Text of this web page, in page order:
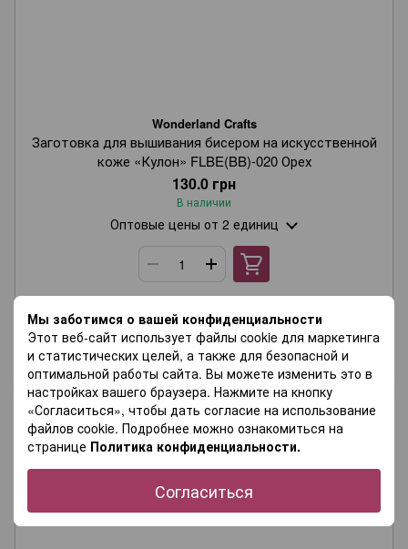
Мы заботимся о вашей конфиденциальности
Этот веб-сайт использует файлы cookie для маркетинга
и статистических целей, а также для безопасной и
оптимальной работы сайта. Вы можете изменить это в
настройках вашего браузера. Нажмите на кнопку
«Согласиться», чтобы дать согласие на использование
файлов cookie. Подробнее можно ознакомиться на
странице Политика конфиденциальности.
Согласиться
Wonderland Crafts
Заготовка для вышивания бисером на искусственной
коже «Кулон» FLBE(BB)-020 Орех
130.0 грн
В наличии
Оптовые цены от 2 единиц
Орех
Размер, см
4,5 × 5
Размер в крестиках
17 × 21
Материал
Искусственная кожа